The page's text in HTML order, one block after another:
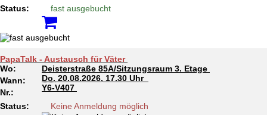
Status:
fast ausgebucht
PapaTalk - Austausch für Väter
Wo:
Deisterstraße 85A/Sitzungsraum 3. Etage
Wann:
Do. 20.08.2026, 17.30 Uhr
Nr.:
Y6-V407
Status:
Keine Anmeldung möglich